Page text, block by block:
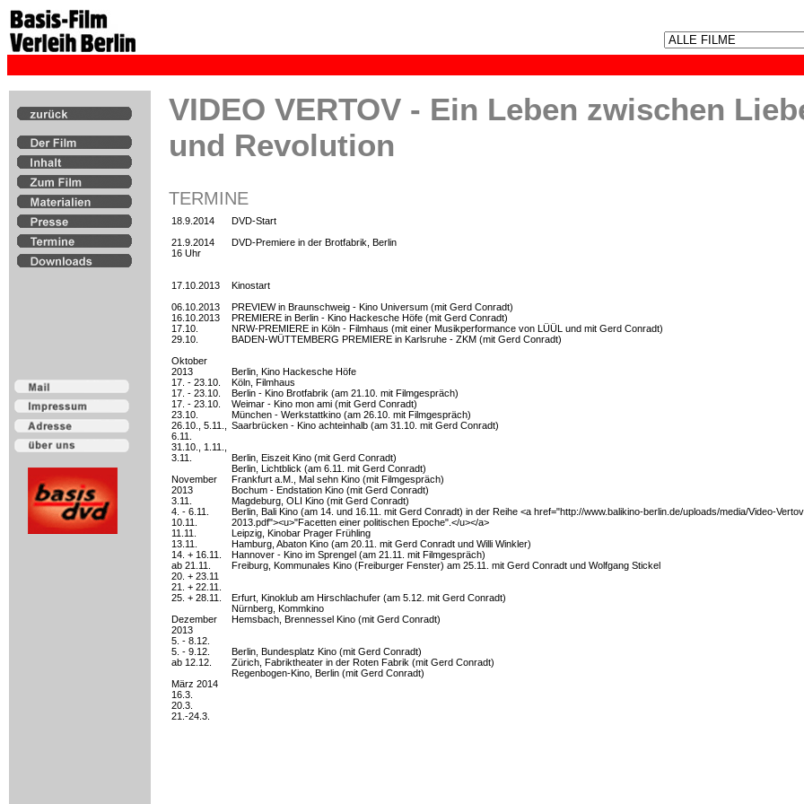
VIDEO VERTOV - Ein Leben zwischen
und Revolution
TERMINE
18.9.2014
21.9.2014
16 Uhr
17.10.2013
06.10.2013
16.10.2013
17.10.
29.10.
Oktober
2013
17. - 23.10.
17. - 23.10.
17. - 23.10.
23.10.
26.10., 5.11.,
6.11.
31.10., 1.11.,
3.11.
November
2013
3.11.
4. - 6.11.
10.11.
11.11.
13.11.
14. + 16.11.
ab 21.11.
20. + 23.11
21. + 22.11.
25. + 28.11.
Dezember
2013
5. - 8.12.
5. - 9.12.
ab 12.12.
März 2014
16.3.
20.3.
21.-24.3.
DVD-Start
DVD-Premiere in der Brotfabrik, Berlin
Kinostart
PREVIEW in Braunschweig - Kino Universum (mit Gerd Conradt)
PREMIERE in Berlin - Kino Hackesche Höfe (mit Gerd Conradt)
NRW-PREMIERE in Köln - Filmhaus (mit einer Musikperformance von LÜÜL und mit Gerd Conradt)
BADEN-WÜTTEMBERG PREMIERE in Karlsruhe - ZKM (mit Gerd Conradt)
Berlin, Kino Hackesche Höfe
Köln, Filmhaus
Berlin - Kino Brotfabrik (am 21.10. mit Filmgespräch)
Weimar - Kino mon ami (mit Gerd Conradt)
München - Werkstattkino (am 26.10. mit Filmgespräch)
Saarbrücken - Kino achteinhalb (am 31.10. mit Gerd Conradt)
Berlin, Eiszeit Kino (mit Gerd Conradt)
Berlin, Lichtblick (am 6.11. mit Gerd Conradt)
Frankfurt a.M., Mal sehn Kino (mit Filmgespräch)
Bochum - Endstation Kino (mit Gerd Conradt)
Magdeburg, OLI Kino (mit Gerd Conradt)
Berlin, Bali Kino (am 14. und 16.11. mit Gerd Conradt) in der Reihe <a href="http://www.balikino-berlin.de/uploads/media/Video-
2013.pdf"><u>"Facetten einer politischen Epoche".</u></a>
Leipzig, Kinobar Prager Frühling
Hamburg, Abaton Kino (am 20.11. mit Gerd Conradt und Willi Winkler)
Hannover - Kino im Sprengel (am 21.11. mit Filmgespräch)
Freiburg, Kommunales Kino (Freiburger Fenster) am 25.11. mit Gerd Conradt und Wolfgang Stickel
Erfurt, Kinoklub am Hirschlachufer (am 5.12. mit Gerd Conradt)
Nürnberg, Kommkino
Hemsbach, Brennessel Kino (mit Gerd Conradt)
Berlin, Bundesplatz Kino (mit Gerd Conradt)
Zürich, Fabriktheater in der Roten Fabrik (mit Gerd Conradt)
Regenbogen-Kino, Berlin (mit Gerd Conradt)